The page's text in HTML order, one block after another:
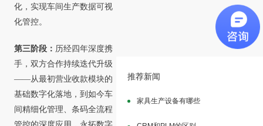
化，实现车间生产数据可视
化管控。
第三阶段： 历经四年深度携
手，双方合作持续迭代升级
——从最初营业收款模块的
基础数字化落地，到如今车
间精细化管理、条码全流程
推荐新闻
家具生产设备有哪些